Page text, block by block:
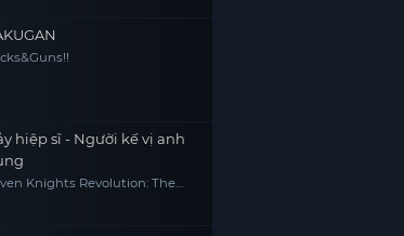
hiệp sĩ - Người kế vị anh
Knights Revolution: The